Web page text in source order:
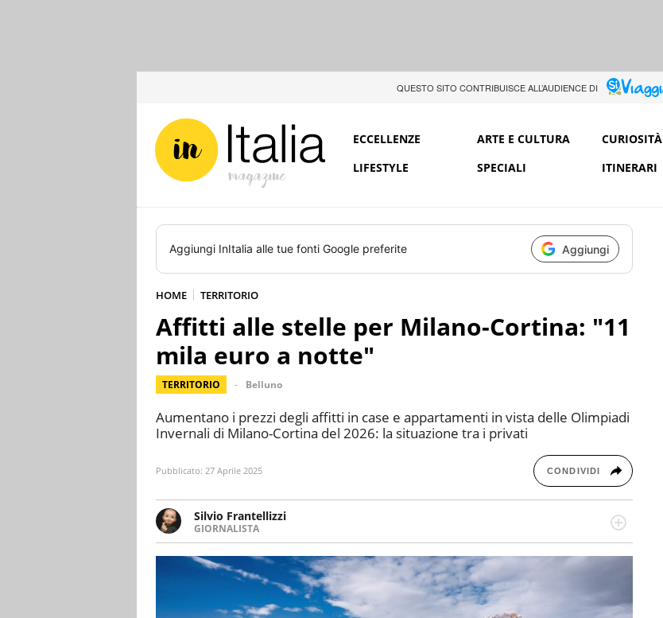
QUESTO SITO CONTRIBUISCE ALL’AUDIENCE DI
ECCELLENZE ARTE E CULTURA CURIOSITÀ
LIFESTYLE
SPECIALI ITINERARI
Aggiungi InItalia alle tue fonti Google preferite Aggiungi
HOME TERRITORIO
Affitti alle stelle per Milano-Cortina: "11
mila euro a notte"
TERRITORIO Belluno
Aumentano i prezzi degli affitti in case e appartamenti in vista delle Olimpiadi
Invernali di Milano-Cortina del 2026: la situazione tra i privati
Pubblicato: 27 Aprile 2025 CONDIVIDI
Silvio Frantellizzi
GIORNALISTA
Giornalista pubblicista. Da oltre dieci anni si occupa di informazione sul web,
scrivendo di sport, attualità, cronaca, motori, spettacolo e videogame.